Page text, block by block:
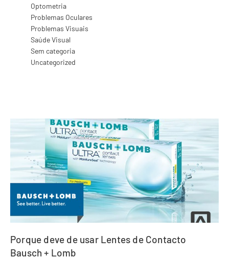
Optometria
Problemas Oculares
Problemas Visuais
Saúde Visual
Sem categoria
Uncategorized
Porque deve de usar Lentes de Contacto
Bausch + Lomb